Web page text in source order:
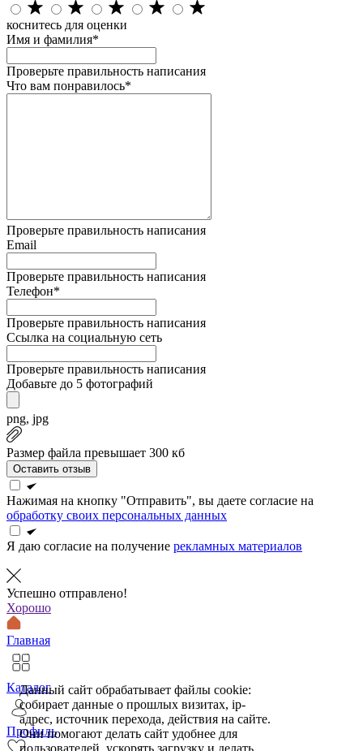
коснитесь для оценки
Имя и фамилия*
Проверьте правильность написания
Что вам понравилось*
Проверьте правильность написания
Email
Проверьте правильность написания
Телефон*
Проверьте правильность написания
Ссылка на социальную сеть
Проверьте правильность написания
Добавьте до 5 фотографий
png, jpg
Размер файла превышает 300 кб
Оставить отзыв
Нажимая на кнопку "Отправить", вы даете согласие на
обработку своих персональных данных
Я даю согласие на получение рекламных материалов
Успешно отправлено!
Хорошо
Главная
Каталог
Профиль
Данный сайт обрабатывает файлы cookie:
собирает данные о прошлых визитах, ip-
адрес, источник перехода, действия на сайте.
Они помогают делать сайт удобнее для
пользователей, ускорять загрузку и делать